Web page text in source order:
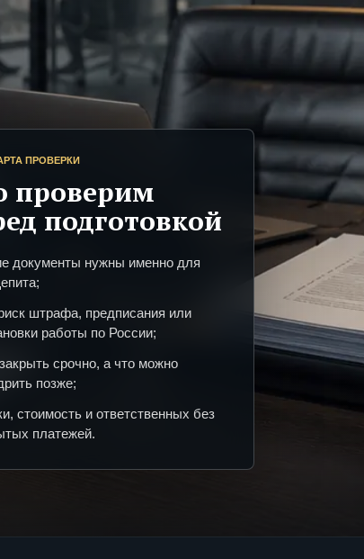
ПРОВЕРКИ
проверим
подготовкой
документы нужны именно для
штрафа, предписания или
работы по России;
срочно, а что можно
позже;
стоимость и ответственных без
платежей.